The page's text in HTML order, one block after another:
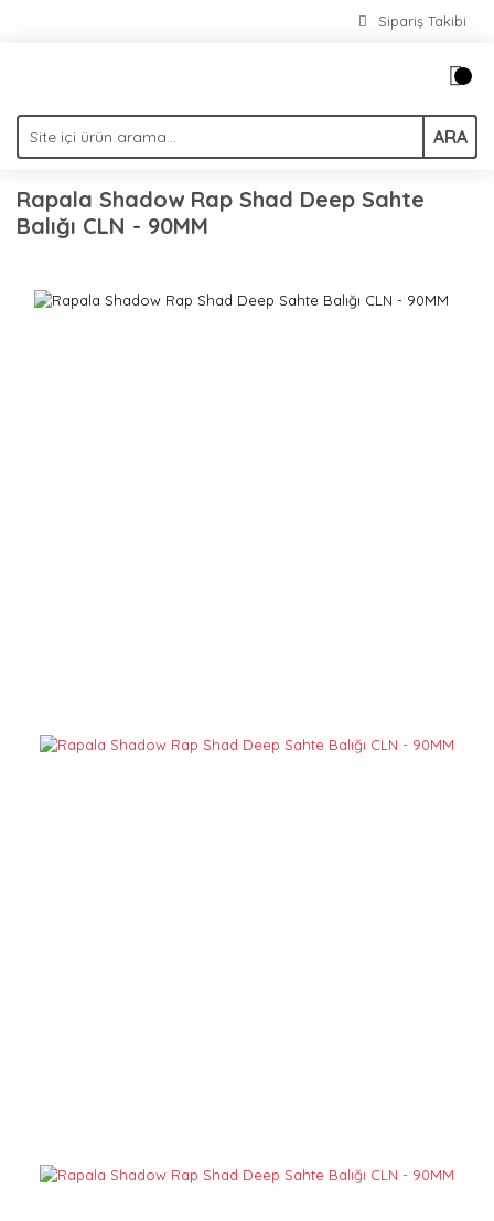
Sipariş Takibi
ARA
Rapala Shadow Rap Shad Deep Sahte
Balığı CLN - 90MM